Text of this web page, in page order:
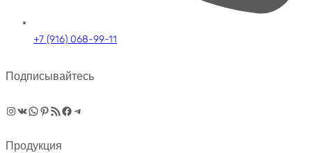
+7 (916) 068-99-11
Подписывайтесь
Instagram
ВКонтакте
WhatsApp
Pinterest
RSS-рассылка
Facebook
Telegram
Продукция